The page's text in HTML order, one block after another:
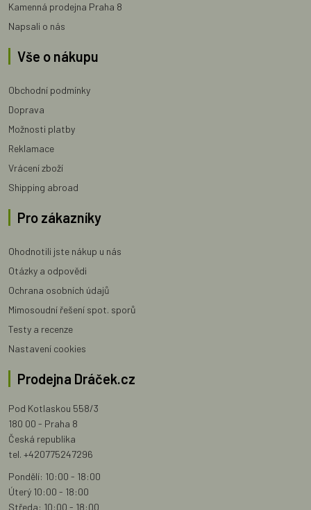
Kamenná prodejna Praha 8
Napsali o nás
Vše o nákupu
Obchodní podmínky
Doprava
Možnosti platby
Reklamace
Vrácení zboží
Shipping abroad
Pro zákazníky
Ohodnotili jste nákup u nás
Otázky a odpovědi
Ochrana osobních údajů
Mimosoudní řešení spot. sporů
Testy a recenze
Nastavení cookies
Prodejna Dráček.cz
Pod Kotlaskou 558/3
180 00 - Praha 8
Česká republika
tel. +420775247296
Pondělí: 10:00 - 18:00
Úterý 10:00 - 18:00
Středa: 10:00 - 18:00